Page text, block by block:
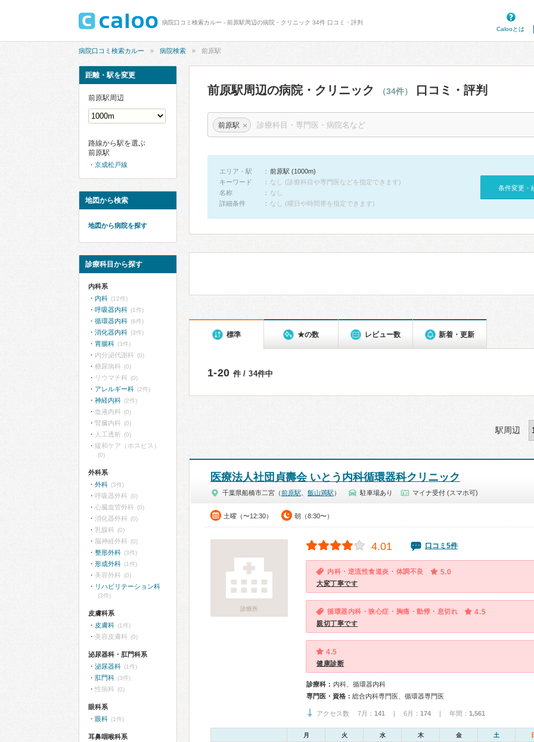
病院口コミ検索カルー - 前原駅周辺の病院・クリニック 34件 口コミ・評判
Calooとは
病院口コミ検索カルー 病院検索 前原駅
前原駅周辺の病院・クリニック （34件） 口コミ・評判
前原駅 ×
エリア・駅
前原駅 (1000m)
キーワード
なし (診療科目や専門医などを指定できます)
名称
なし
詳細条件
なし (曜日や時間帯を指定できます)
条件変更・
標準 ★の数 レビュー数 新着・更新
1-20 件 / 34件中
駅周辺
医療法人社団貞壽会 いとう内科循環器科クリニック
千葉県船橋市二宮（前原駅 飯山満駅 ） 駐車場あり マイナ受付 (スマホ可)
土曜（〜12:30） 朝（8:30〜）
診療所
4.01 口コミ5件
内科・逆流性食道炎・体調不良 5.0
大変丁寧です
循環器内科・狭心症・胸痛・動悸・息切れ 4.5
親切丁寧です
4.5
健康診断
診療科： 内科、循環器内科
専門医・資格： 総合内科専門医、循環器専門医
アクセス数 7月： 141 | 6月： 174 | 年間： 1,561
月 火 水 木 金 土
距離・駅を変更
前原駅周辺
路線から駅を選ぶ
前原駅
京成松戸線
地図から検索
地図から病院を探す
診療科目から探す
内科系
内科 (12件)
呼吸器内科 (1件)
循環器内科 (6件)
消化器内科 (3件)
胃腸科 (3件)
内分泌代謝科 (0)
糖尿病科 (0)
リウマチ科 (0)
アレルギー科 (2件)
神経内科 (2件)
血液内科 (0)
腎臓内科 (0)
人工透析 (0)
緩和ケア（ホスピス）
(0)
外科系
外科 (3件)
呼吸器外科 (0)
心臓血管外科 (0)
消化器外科 (0)
乳腺科 (0)
脳神経外科 (0)
整形外科 (3件)
形成外科 (1件)
美容外科 (0)
リハビリテーション科
(3件)
皮膚科系
皮膚科 (1件)
美容皮膚科 (0)
泌尿器科・肛門科系
泌尿器科 (1件)
肛門科 (3件)
性病科 (0)
眼科系
眼科 (1件)
耳鼻咽喉科系